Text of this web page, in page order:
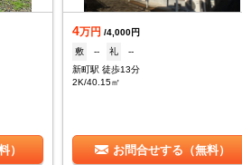
）
4万円 /4,000円
敷
-- 礼
--
新町駅 徒歩13分
2K/40.15㎡
お問合せする（無料）